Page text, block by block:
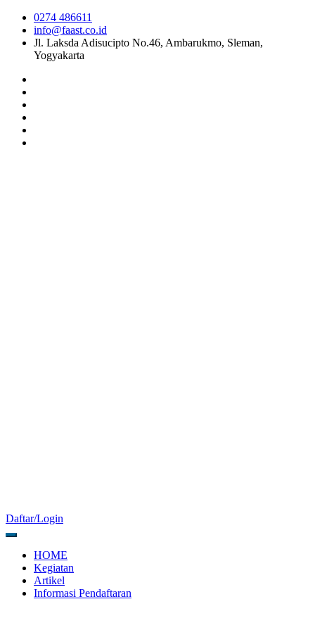
0274 486611
info@faast.co.id
Jl. Laksda Adisucipto No.46, Ambarukmo, Sleman,
Yogyakarta
Daftar/Login
HOME
Kegiatan
Artikel
Informasi Pendaftaran